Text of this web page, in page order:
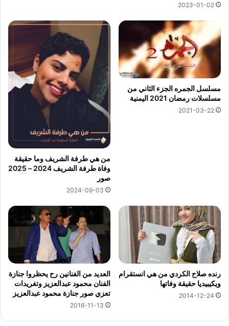
2023-01-02
مسلسل الجمره الجزء الثاني من
مسلسلات رمضان 2021 اليمنية
2021-03-22
من هي طرفة الشريف وما حقيقة
وفاة طرفة الشريف 2024 – 2025
صور
2024-09-03
رنده صلاح الكردي من هي انستقرام
ويكيبيديا حقيقة وفاتها
2014-12-24
العديد من الفنانين رح يحظروا جنازة
الفنان محمود عبدالعزيز وتغريدات
تعزي صور جنازة محمود عبدالعزيز
2016-11-13